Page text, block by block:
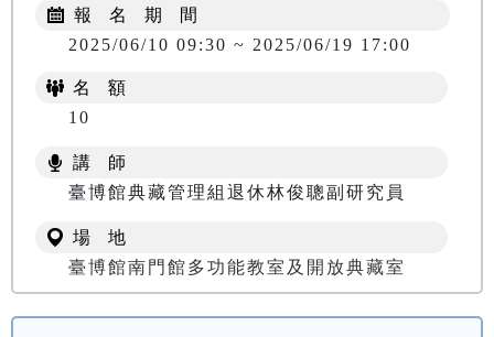
報 名 期 間
2025/06/10 09:30 ~ 2025/06/19 17:00
名 額
10
講 師
臺博館典藏管理組退休林俊聰副研究員
場 地
臺博館南門館多功能教室及開放典藏室